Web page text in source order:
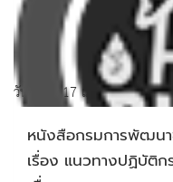
วันศุกร์ที่ 17 เมษายน 2569
หนังสือกรมการพัฒน
เรื่อง แนวทางปฏิบัติก